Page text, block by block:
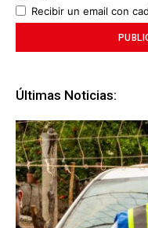
Recibir un email con
Últimas Noticias: